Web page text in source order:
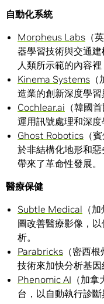
自動化系統
Morpheus Labs （
器學習技術與交通
人類所示範的內容裡
Kinema Systems
造業的創新深度學習
Cochlear.ai （韓國
運用訊號處理和深度
Ghost Robotics （
於非結構化地形和
帶來了革命性發展。
醫療保健
Subtle Medical （
圖改善醫療影像，
析。
Parabricks （密西
技術來加快分析基因
Phenomic AI （加
台，以自動執行診斷